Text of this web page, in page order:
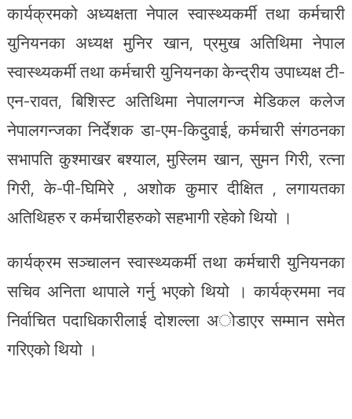
कार्यक्रमको अध्यक्षता नेपाल स्वास्थ्यकर्मी तथा कर्मचारी
युनियनका अध्यक्ष मुनिर खान, प्रमुख अतिथिमा नेपाल
स्वास्थ्यकर्मी तथा कर्मचारी युनियनका केन्द्रीय उपाध्यक्ष टी-
एन-रावत, बिशिस्ट अतिथिमा नेपालगन्ज मेडिकल कलेज
नेपालगन्जका निर्देशक डा-एम-किदुवाई, कर्मचारी संगठनका
सभापति कुश्माखर बश्याल, मुस्लिम खान, सुमन गिरी, रत्ना
गिरी, के-पी-घिमिरे , अशोक कुमार दीक्षित , लगायतका
अतिथिहरु र कर्मचारीहरुको सहभागी रहेको थियो ।
कार्यक्रम सञ्चालन स्वास्थ्यकर्मी तथा कर्मचारी युनियनका
सचिव अनिता थापाले गर्नु भएको थियो । कार्यक्रममा नव
निर्वाचित पदाधिकारीलाई दोशल्ला अोडाएर सम्मान समेत
गरिएको थियो ।